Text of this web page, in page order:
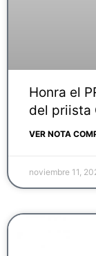
Honra el
del priista
VER NOTA
noviembre 11,